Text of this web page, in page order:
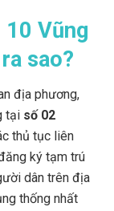
Vũng
sao?
địa phương,
tại số 02
thủ tục liên
ký tạm trú
dân trên địa
thống nhất